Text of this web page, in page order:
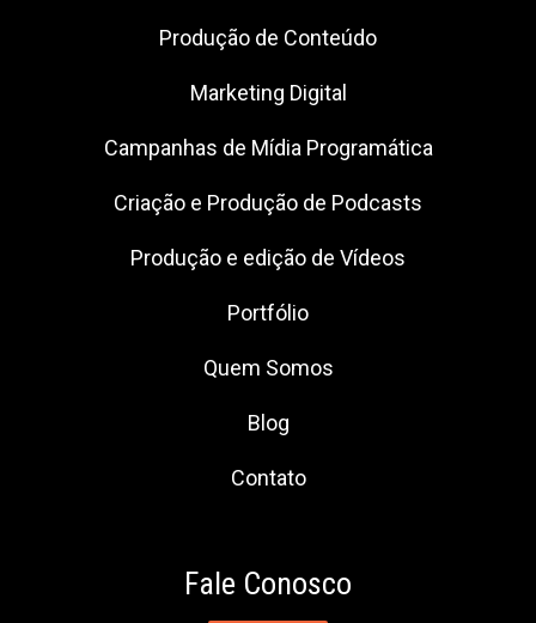
Produção de Conteúdo
Marketing Digital
Campanhas de Mídia Programática
Criação e Produção de Podcasts
Produção e edição de Vídeos
Portfólio
Quem Somos
Blog
Contato
Fale Conosco